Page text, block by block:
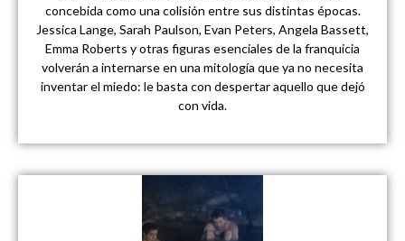
concebida como una colisión entre sus distintas épocas.
Jessica Lange, Sarah Paulson, Evan Peters, Angela Bassett,
Emma Roberts y otras figuras esenciales de la franquicia
volverán a internarse en una mitología que ya no necesita
inventar el miedo: le basta con despertar aquello que dejó
con vida.